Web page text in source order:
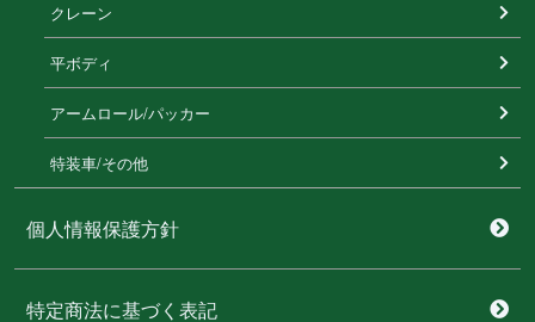
クレーン
平ボディ
アームロール/パッカー
特装⾞/その他
個人情報保護方針
特定商法に基づく表記